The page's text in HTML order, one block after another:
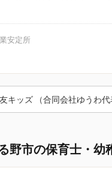
安定所
キッズ （合同会社ゆうわ
野市の保育士・幼